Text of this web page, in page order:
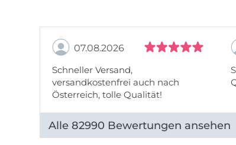
07.08.2026
Schneller Versand,
versandkostenfrei auch nach
Österreich, tolle Qualität!
Alle 82990 Bewertungen ansehen